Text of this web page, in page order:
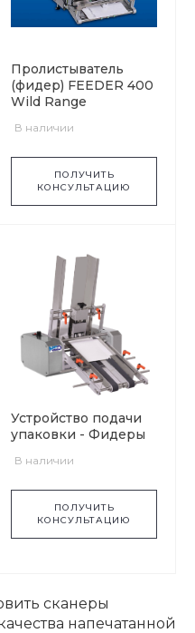
Пролистыватель
(фидер) FEEDER 400
Wild Range
В наличии
ПОЛУЧИТЬ
КОНСУЛЬТАЦИЮ
Устройство подачи
упаковки - Фидеры
В наличии
ПОЛУЧИТЬ
КОНСУЛЬТАЦИЮ
сканеры
напечатанной